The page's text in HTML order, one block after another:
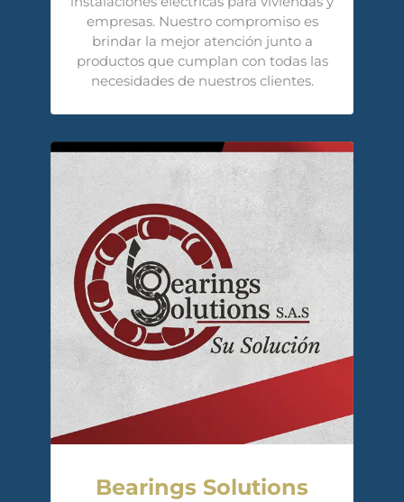
empresas. Nuestro compromiso es
brindar la mejor atención junto a
productos que cumplan con todas las
necesidades de nuestros clientes.
Bearings Solutions